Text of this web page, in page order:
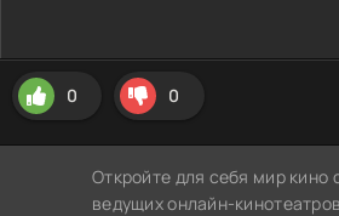
0 0
Откройте для себя мир кино
ведущих онлайн-